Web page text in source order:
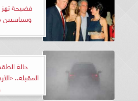
فضيحة تهز
وسياسيين
حالة
المقبلة..